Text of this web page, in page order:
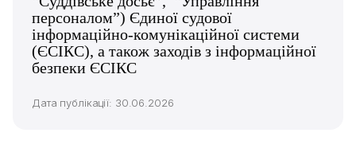
персоналом”) Єдиної судової
інформаційно-комунікаційної системи
(ЄСІКС), а також заходів з інформаційної
безпеки ЄСІКС
Дата публікації: 30.06.2026